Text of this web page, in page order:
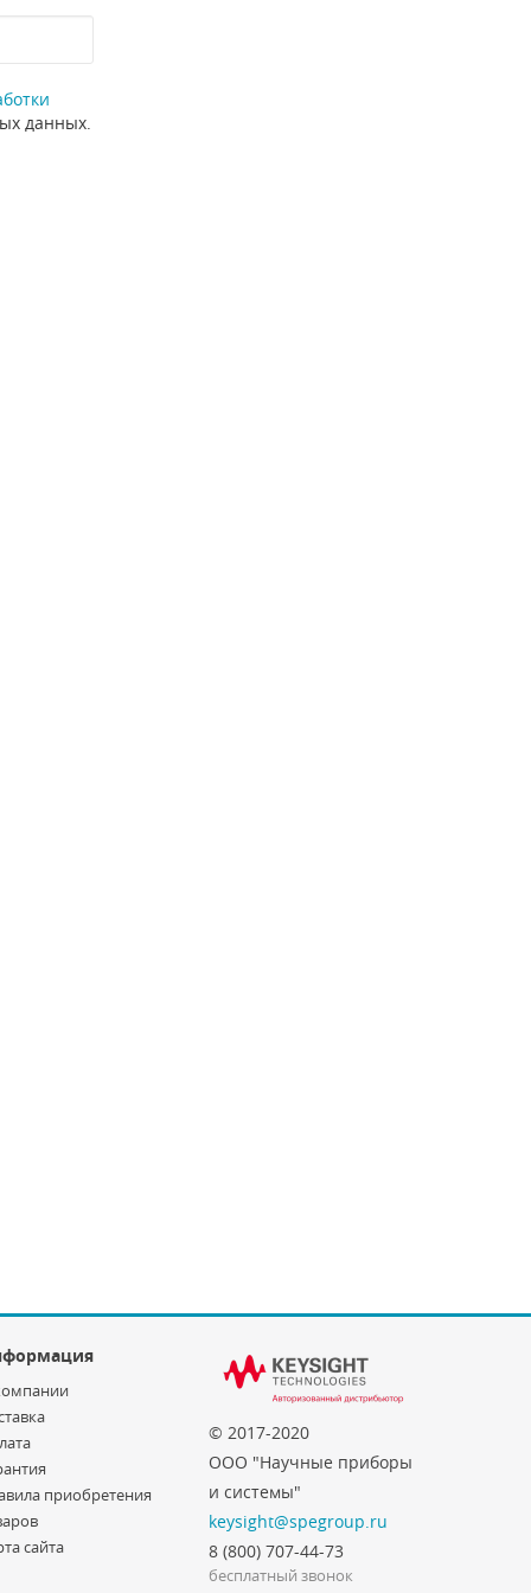
данных.
© 2017-2020
ООО "Научные приборы
и системы"
keysight@spegroup.ru
8 (800) 707-44-73
бесплатный звонок
приобретения
сайта